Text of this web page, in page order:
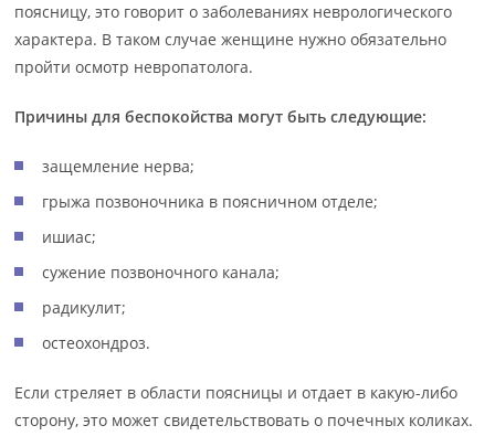
поясницу, это говорит о заболеваниях неврологического
характера. В таком случае женщине нужно обязательно
пройти осмотр невропатолога.
Причины для беспокойства могут быть следующие:
защемление нерва;
грыжа позвоночника в поясничном отделе;
ишиас;
сужение позвоночного канала;
радикулит;
остеохондроз.
Если стреляет в области поясницы и отдает в какую-либо
сторону, это может свидетельствовать о почечных коликах.